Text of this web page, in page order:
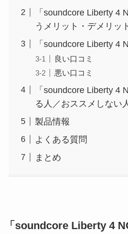
「soundcore Liberty 4
うメリット・デメリッ
「soundcore Liberty 4
良い口コミ
悪い口コミ
「soundcore Liberty 4
る人／おススメしない
製品情報
よくある質問
まとめ
「soundcore Liberty 4